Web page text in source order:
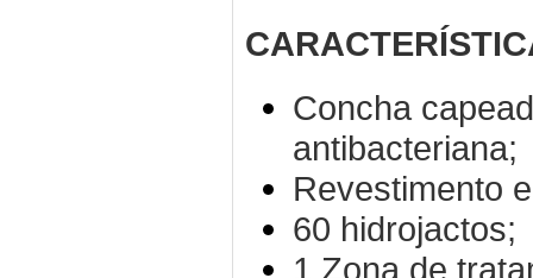
Concha
antibacteriana;
Revestimento
60 hidrojactos;
1 Zona de